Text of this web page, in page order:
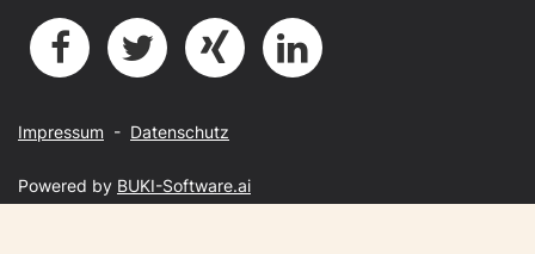
Impressum - Datenschutz
Powered by BUKI-Software.ai